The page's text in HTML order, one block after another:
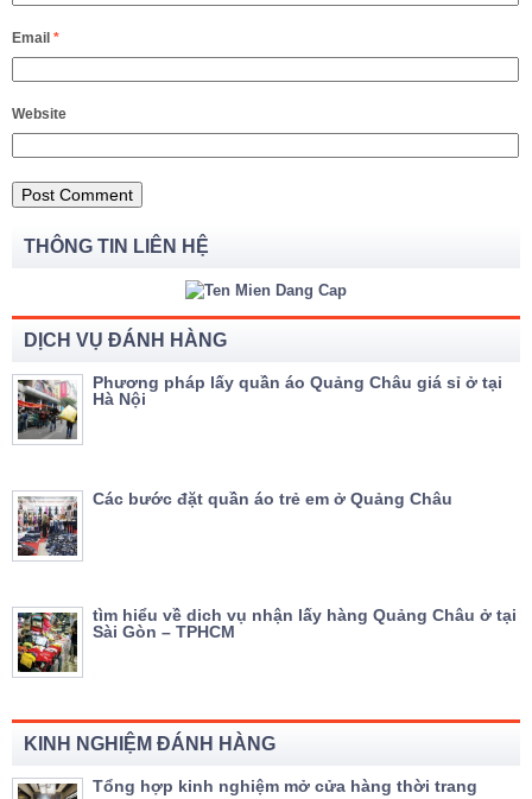
Email *
Website
THÔNG TIN LIÊN HỆ
DỊCH VỤ ĐÁNH HÀNG
Phương pháp lấy quần áo Quảng Châu giá sỉ ở tại
Hà Nội
Các bước đặt quần áo trẻ em ở Quảng Châu
tìm hiểu về dich vụ nhận lấy hàng Quảng Châu ở tại
Sài Gòn – TPHCM
KINH NGHIỆM ĐÁNH HÀNG
Tổng hợp kinh nghiệm mở cửa hàng thời trang